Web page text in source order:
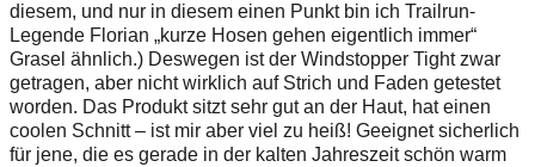
diesem, und nur in diesem einen Punkt bin ich Trailrun-
Legende Florian „kurze Hosen gehen eigentlich immer“
Grasel ähnlich.) Deswegen ist der Windstopper Tight zwar
getragen, aber nicht wirklich auf Strich und Faden getestet
worden. Das Produkt sitzt sehr gut an der Haut, hat einen
coolen Schnitt – ist mir aber viel zu heiß! Geeignet sicherlich
für jene, die es gerade in der kalten Jahreszeit schön warm